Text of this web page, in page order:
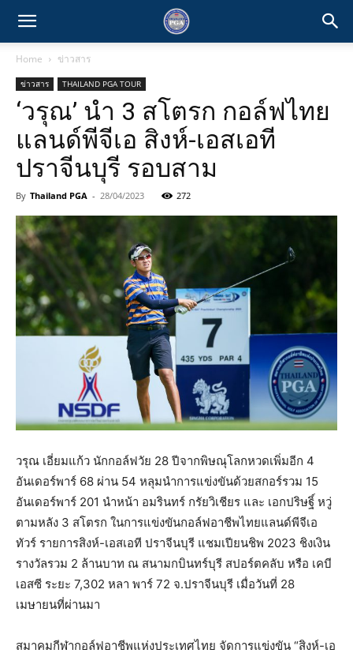
Home ข่าวสาร
ข่าวสาร THAILAND PGA TOUR
‘วรุณ’ นำ 3 สโตรก กอล์ฟไทย
แลนด์พีจีเอ สิงห์-เอสเอที
ปราจีนบุรี รอบสาม
By Thailand PGA - 28/04/2023 272
วรุณ เอี่ยมแก้ว นักกอล์ฟวัย 28 ปีจากพิษณุโลกหวดเพิ่มอีก 4
อันเดอร์พาร์ 68 ผ่าน 54 หลุมนำการแข่งขันด้วยสกอร์รวม 15
อันเดอร์พาร์ 201 นำหน้า อมรินทร์ กรัยวิเชียร และ เอกปริษฐิ์ หวู่
ตามหลัง 3 สโตรก ในการแข่งขันกอล์ฟอาชีพไทยแลนด์พีจีเอ
ทัวร์ รายการสิงห์-เอสเอที ปราจีนบุรี แชมเปียนชิพ 2023 ชิงเงิน
รางวัลรวม 2 ล้านบาท ณ สนามกบินทร์บุรี สปอร์ตคลับ หรือ เคบี
เอสซี ระยะ 7,302 หลา พาร์ 72 จ.ปราจีนบุรี เมื่อวันที่ 28
เมษายนที่ผ่านมา
สมาคมกีฬากอล์ฟอาชีพแห่งประเทศไทย จัดการแข่งขัน “สิงห์-เอ